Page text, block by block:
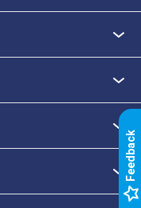
k